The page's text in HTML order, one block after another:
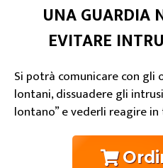
UNA GUARDIA
EVITARE
Si potrà comunicare con gli
lontani, dissuadere gli
lontano” e vederli reagire